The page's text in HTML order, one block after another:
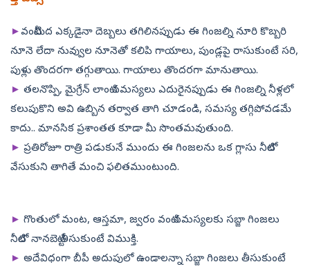
►వంటిమీద ఎక్కడైనా దెబ్బలు తగిలినప్పుడు ఈ గింజల్ని నూరి కొబ్బరి
నూనె లేదా నువ్వుల నూనెతో కలిపి గాయాలు, పుండ్లపై రాసుకుంటే సరి,
పుళ్లు తొందరగా తగ్గుతాయి. గాయాలు తొందరగా మానుతాయి.
► తలనొప్పి, మైగ్రేన్‌ లాంటి సమస్యలు ఎదురైనప్పుడు ఈ గింజల్ని నీళ్లలో
కలుపుకొని అవి ఉబ్బిన తర్వాత తాగి చూడండి, సమస్య తగ్గిపోవడమే
కాదు.. మానసిక ప్రశాంతత కూడా మీ సొంతమవుతుంది.
► ప్రతిరోజూ రాత్రి పడుకునే ముందు ఈ గింజలను ఒక గ్లాసు నీటిలో
వేసుకుని తాగితే మంచి ఫలితముంటుంది.
► గొంతులో మంట, ఆస్తమా, జ్వరం వంటి సమస్యలకు సబ్జా గింజలు
నీటిలో నానబెట్టి తీసుకుంటే విముక్తి.
► అదేవిధంగా బీపీ అదుపులో ఉండాలన్నా సబ్జా గింజలు తీసుకుంటే